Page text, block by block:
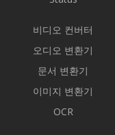
비디오 컨버터
오디오 변환기
문서 변환기
이미지 변환기
OCR